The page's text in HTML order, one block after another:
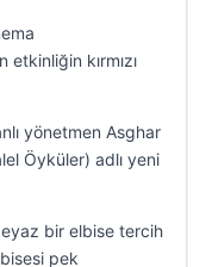
kırmızı
yönetmen Asghar
Öyküler) adlı yeni
bir elbise tercih
pek